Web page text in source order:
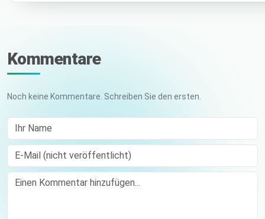
Kommentare
Noch keine Kommentare. Schreiben Sie den ersten.
Ihr Name
E-Mail (nicht veröffentlicht)
Comment